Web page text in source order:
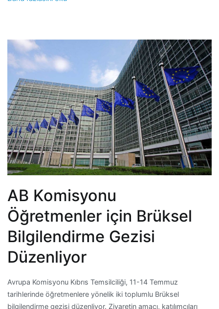
AB Komisyonu
Öğretmenler için Brüksel
Bilgilendirme Gezisi
Düzenliyor
Avrupa Komisyonu Kıbrıs Temsilciliği, 11-14 Temmuz
tarihlerinde öğretmenlere yönelik iki toplumlu Brüksel
bilgilendirme gezisi düzenliyor. Ziyaretin amacı, katılımcıları